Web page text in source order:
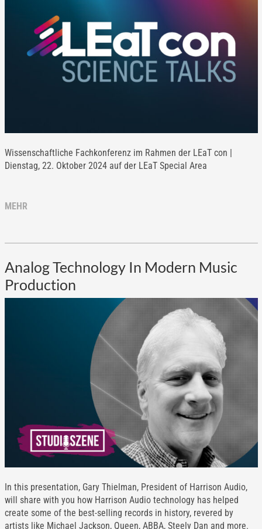
Wissenschaftliche Fachkonferenz im Rahmen der LEaT con |
Dienstag, 22. Oktober 2024 auf der LEaT Special Area
MEHR
Analog Technology In Modern Music
Production
In this presentation, Gary Thielman, President of Harrison Audio,
will share with you how Harrison Audio technology has helped
create some of the best-selling records in history, revered by
artists like Michael Jackson, Queen, ABBA, Steely Dan and more.